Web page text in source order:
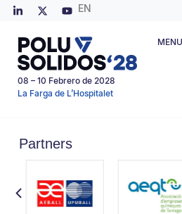
EN
08 – 10 Febrero de 2028
La Farga de L’Hospitalet
MENU
Partners